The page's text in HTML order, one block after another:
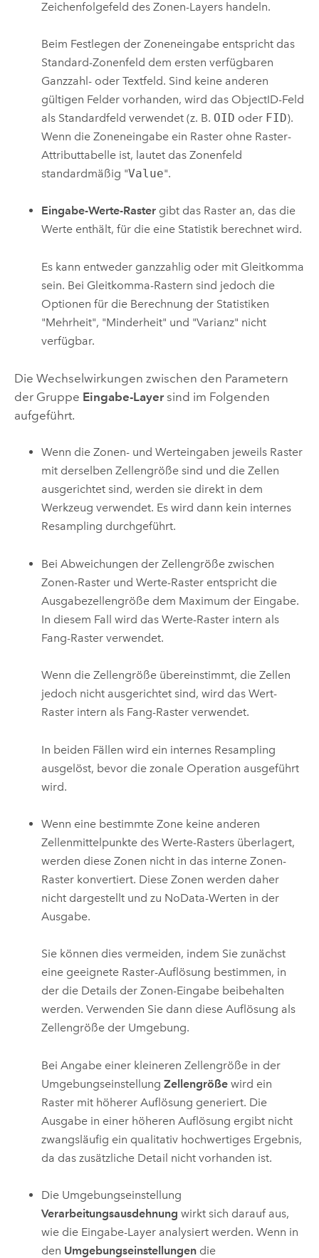
Zeichenfolgefeld des Zonen-Layers handeln.
Beim Festlegen der Zoneneingabe entspricht das
Standard-Zonenfeld dem ersten verfügbaren
Ganzzahl- oder Textfeld. Sind keine anderen
gültigen Felder vorhanden, wird das ObjectID-Feld
als Standardfeld verwendet (z. B. OID oder FID).
Wenn die Zoneneingabe ein Raster ohne Raster-
Attributtabelle ist, lautet das Zonenfeld
standardmäßig "Value".
Eingabe-Werte-Raster gibt das Raster an, das die
Werte enthält, für die eine Statistik berechnet wird.
Es kann entweder ganzzahlig oder mit Gleitkomma
sein. Bei Gleitkomma-Rastern sind jedoch die
Optionen für die Berechnung der Statistiken
"Mehrheit", "Minderheit" und "Varianz" nicht
verfügbar.
Die Wechselwirkungen zwischen den Parametern
der Gruppe Eingabe-Layersind im Folgenden
aufgeführt.
Wenn die Zonen- und Werteingaben jeweils Raster
mit derselben Zellengröße sind und die Zellen
ausgerichtet sind, werden sie direkt in dem
Werkzeug verwendet. Es wird dann kein internes
Resampling durchgeführt.
Bei Abweichungen der Zellengröße zwischen
Zonen-Raster und Werte-Raster entspricht die
Ausgabezellengröße dem Maximum der Eingabe.
In diesem Fall wird das Werte-Raster intern als
Fang-Raster verwendet.
Wenn die Zellengröße übereinstimmt, die Zellen
jedoch nicht ausgerichtet sind, wird das Wert-
Raster intern als Fang-Raster verwendet.
In beiden Fällen wird ein internes Resampling
ausgelöst, bevor die zonale Operation ausgeführt
wird.
Wenn eine bestimmte Zone keine anderen
Zellenmittelpunkte des Werte-Rasters überlagert,
werden diese Zonen nicht in das interne Zonen-
Raster konvertiert. Diese Zonen werden daher
nicht dargestellt und zu NoData-Werten in der
Ausgabe.
Sie können dies vermeiden, indem Sie zunächst
eine geeignete Raster-Auflösung bestimmen, in
der die Details der Zonen-Eingabe beibehalten
werden. Verwenden Sie dann diese Auflösung als
Zellengröße der Umgebung.
Bei Angabe einer kleineren Zellengröße in der
UmgebungseinstellungZellengröße wird ein
Raster mit höherer Auflösung generiert. Die
Ausgabe in einer höheren Auflösung ergibt nicht
zwangsläufig ein qualitativ hochwertiges Ergebnis,
da das zusätzliche Detail nicht vorhanden ist.
Die Umgebungseinstellung
Verarbeitungsausdehnung wirkt sich darauf aus,
wie die Eingabe-Layer analysiert werden. Wenn in
den Umgebungseinstellungen die